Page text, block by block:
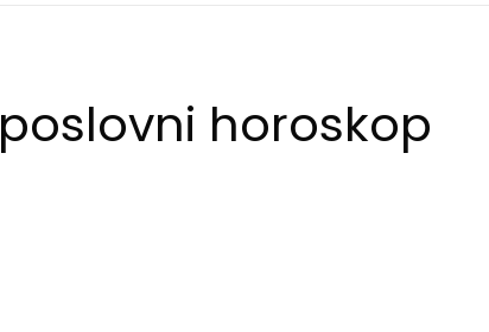
poslovni horoskop